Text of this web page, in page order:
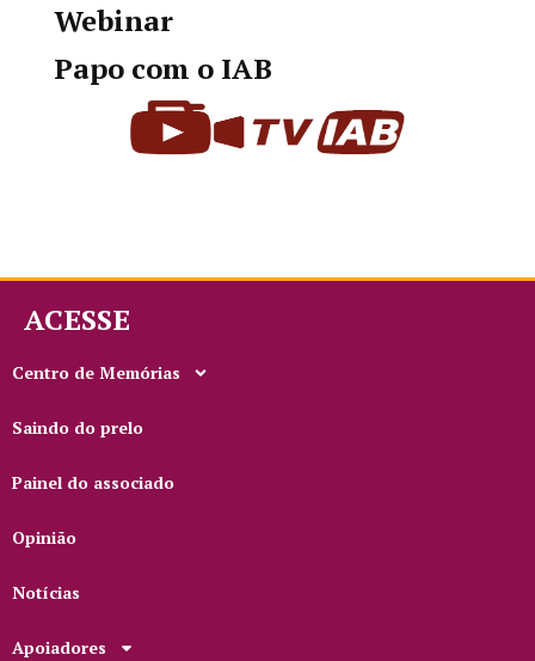
Webinar
Papo com o IAB
ACESSE
Centro de Memórias
Saindo do prelo
Painel do associado
Opinião
Notícias
Apoiadores